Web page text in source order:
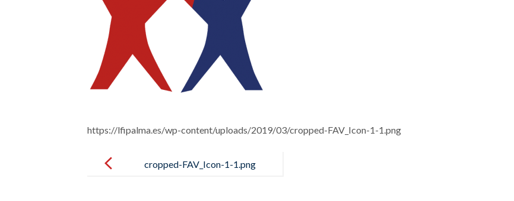
https://lfipalma.es/wp-content/uploads/2019/03/cropped-FAV_Icon-1-1.png
navigation
cropped-FAV_Icon-1-1.png